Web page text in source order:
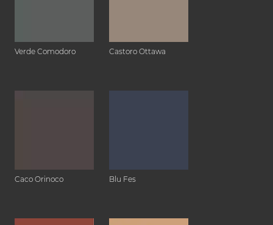
Verde Comodoro Castoro Ottawa
Caco Orinoco Blu Fes